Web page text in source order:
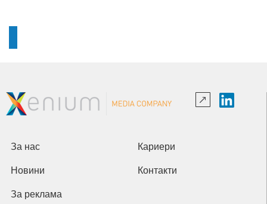
За нас Кариери
Новини Контакти
За реклама